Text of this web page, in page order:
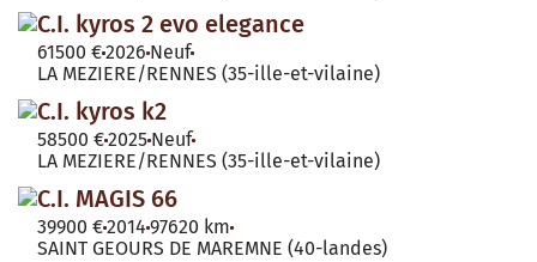
C.I. kyros 2 evo elegance
61500 €2026 Neuf
LA MEZIERE/RENNES (35-ille-et-vilaine)
C.I. kyros k2
58500 €2025 Neuf
LA MEZIERE/RENNES (35-ille-et-vilaine)
C.I. MAGIS 66
39900 €2014 97620 km
SAINT GEOURS DE MAREMNE (40-landes)